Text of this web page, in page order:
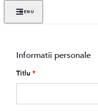
MENU
Informatii personale
Titlu *